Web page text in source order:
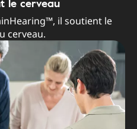
il soutient le
cerveau.